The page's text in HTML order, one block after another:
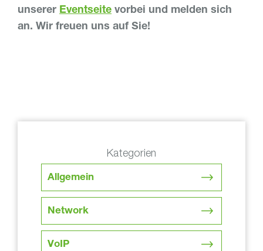
unserer Eventseite vorbei und melden sich
an. Wir freuen uns auf Sie!
Kategorien
Allgemein
Network
VoIP